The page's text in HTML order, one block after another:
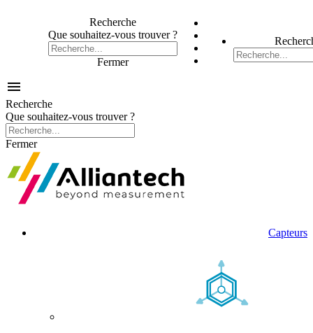
Recherche
Que souhaitez-vous trouver ?
Fermer

Recherche
Que souhaitez-vous trouver ?
Fermer
Capteurs